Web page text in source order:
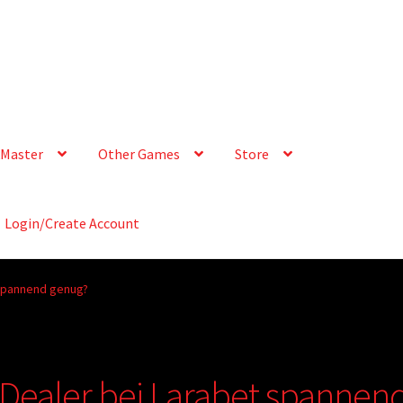
Other Games Store
Login/Create Account
genug?